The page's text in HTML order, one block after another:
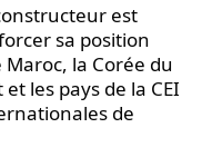
est
sa position
la Corée du
les pays de la CEI
de